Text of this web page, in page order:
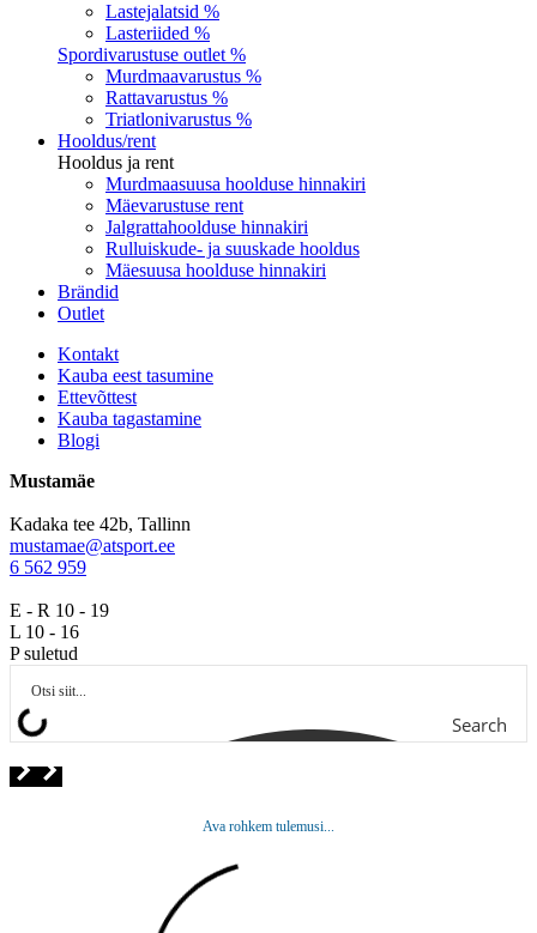
Lastejalatsid %
Lasteriided %
Spordivarustuse outlet %
Murdmaavarustus %
Rattavarustus %
Triatlonivarustus %
Hooldus/rent
Hooldus ja rent
Murdmaasuusa hoolduse hinnakiri
Mäevarustuse rent
Jalgrattahoolduse hinnakiri
Rulluiskude- ja suuskade hooldus
Mäesuusa hoolduse hinnakiri
Brändid
Outlet
Kontakt
Kauba eest tasumine
Ettevõttest
Kauba tagastamine
Blogi
Mustamäe
Kadaka tee 42b, Tallinn
mustamae@atsport.ee
6 562 959
E - R 10 - 19
L 10 - 16
P suletud
Search
Ava rohkem tulemusi...